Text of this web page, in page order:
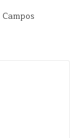
Campos